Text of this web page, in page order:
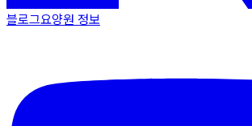
블로그요양원 정보